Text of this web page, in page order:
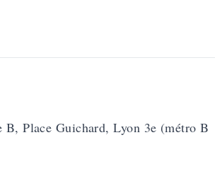
Place Guichard, Lyon 3e (métro B